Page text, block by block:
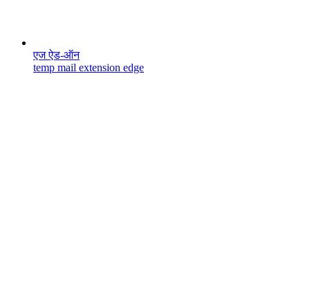
एज ऐड-ऑन
temp mail extension edge